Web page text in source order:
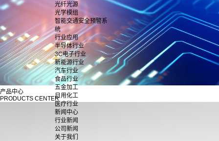
光纤光源
光学模组
智能交通安全预警系
统
行业应用
半导体行业
3C电子行业
新能源行业
汽车行业
食品行业
五金加工
日用化工
医疗行业
新闻中心
行业新闻
公司新闻
关于我们
产品中心
PRODUCTS CENTER